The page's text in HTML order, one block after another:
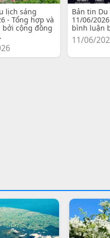
lịch sáng
- Tổng hợp và
cộng đồng
Bản tin
11/06/
bình luận
11/06/